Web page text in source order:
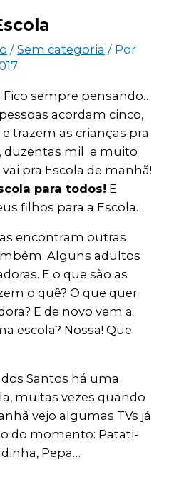
/ Sem categoria / Por
Fico sempre pensando…
acordam cinco,
trazem as crianças pra
duzentas mil e muito
pra Escola de manhã!
para todos! E
filhos para a Escola…
encontram outras
Alguns adultos
E o que são as
o quê? O que quer
E de novo vem a
escola? Nossa! Que
Santos há uma
muitas vezes quando
vejo algumas TVs já
do momento: Patati-
Pepa…